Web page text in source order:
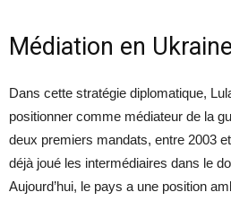
Médiation en Ukraine
Dans cette stratégie diplomatique,
positionner comme médiateur de la
deux premiers mandats, entre 2003
déjà joué les intermédiaires dans le
Aujourd’hui, le pays a une position